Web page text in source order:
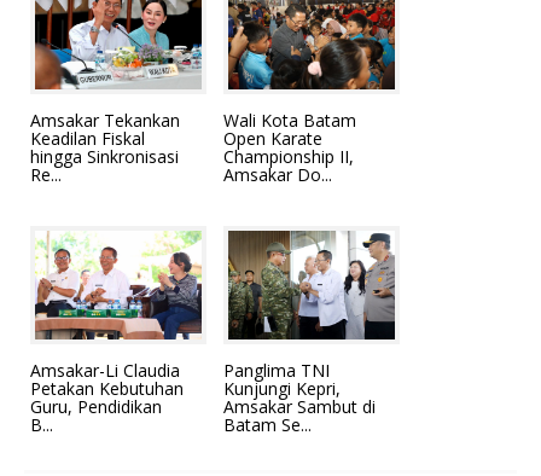
Amsakar Tekankan
Keadilan Fiskal
hingga Sinkronisasi
Re...
Wali Kota Batam
Open Karate
Championship II,
Amsakar Do...
Amsakar-Li Claudia
Petakan Kebutuhan
Guru, Pendidikan
B...
Panglima TNI
Kunjungi Kepri,
Amsakar Sambut di
Batam Se...